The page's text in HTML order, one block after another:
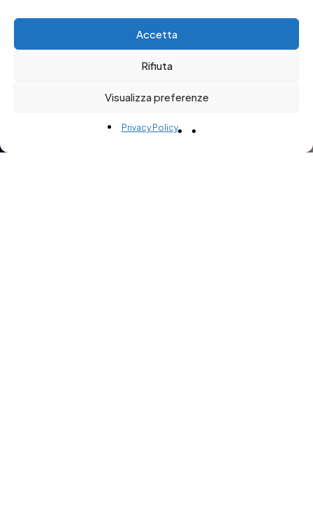
Accetta
Rifiuta
Visualizza preferenze
Privacy Policy
Through selective modulation of the ionic
charges involved, Regenesis Core
promotes and enhances the body’s
biochemical mechanisms.
REGENESIS CORE:While you take care
of other things he OCCURS to you!